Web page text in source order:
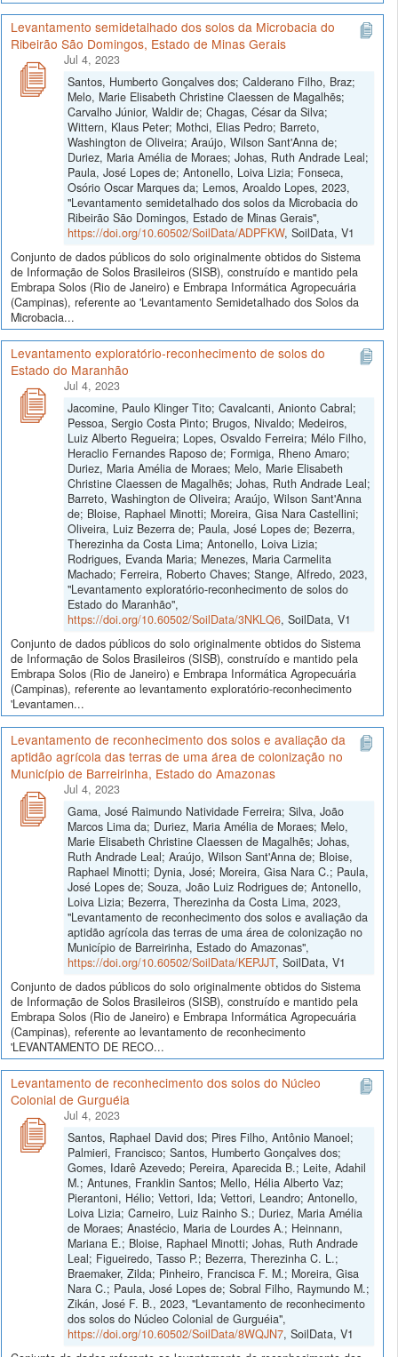
Levantamento semidetalhado dos solos da Microbacia do
Ribeirão São Domingos, Estado de Minas Gerais
Jul 4, 2023
Santos, Humberto Gonçalves dos; Calderano Filho, Braz;
Melo, Marie Elisabeth Christine Claessen de Magalhẽs;
Carvalho Júnior, Waldir de; Chagas, César da Silva;
Wittern, Klaus Peter; Mothci, Elias Pedro; Barreto,
Washington de Oliveira; Araújo, Wilson Sant'Anna de;
Duriez, Maria Amélia de Moraes; Johas, Ruth Andrade Leal;
Paula, José Lopes de; Antonello, Loiva Lizia; Fonseca,
Osório Oscar Marques da; Lemos, Aroaldo Lopes, 2023,
"Levantamento semidetalhado dos solos da Microbacia do
Ribeirão São Domingos, Estado de Minas Gerais",
https://doi.org/10.60502/SoilData/ADPFKW, SoilData, V1
Conjunto de dados públicos do solo originalmente obtidos do Sistema
de Informação de Solos Brasileiros (SISB), construído e mantido pela
Embrapa Solos (Rio de Janeiro) e Embrapa Informática Agropecuária
(Campinas), referente ao 'Levantamento Semidetalhado dos Solos da
Microbacia...
Levantamento exploratório-reconhecimento de solos do
Estado do Maranhão
Jul 4, 2023
Jacomine, Paulo Klinger Tito; Cavalcanti, Anionto Cabral;
Pessoa, Sergio Costa Pinto; Brugos, Nivaldo; Medeiros,
Luiz Alberto Regueira; Lopes, Osvaldo Ferreira; Mélo Filho,
Heraclio Fernandes Raposo de; Formiga, Rheno Amaro;
Duriez, Maria Amélia de Moraes; Melo, Marie Elisabeth
Christine Claessen de Magalhẽs; Johas, Ruth Andrade Leal;
Barreto, Washington de Oliveira; Araújo, Wilson Sant'Anna
de; Bloise, Raphael Minotti; Moreira, Gisa Nara Castellini;
Oliveira, Luiz Bezerra de; Paula, José Lopes de; Bezerra,
Therezinha da Costa Lima; Antonello, Loiva Lizia;
Rodrigues, Evanda Maria; Menezes, Maria Carmelita
Machado; Ferreira, Roberto Chaves; Stange, Alfredo, 2023,
"Levantamento exploratório-reconhecimento de solos do
Estado do Maranhão",
https://doi.org/10.60502/SoilData/3NKLQ6, SoilData, V1
Conjunto de dados públicos do solo originalmente obtidos do Sistema
de Informação de Solos Brasileiros (SISB), construído e mantido pela
Embrapa Solos (Rio de Janeiro) e Embrapa Informática Agropecuária
(Campinas), referente ao levantamento exploratório-reconhecimento
'Levantamen...
Levantamento de reconhecimento dos solos e avaliação da
aptidão agrícola das terras de uma área de colonização no
Município de Barreirinha, Estado do Amazonas
Jul 4, 2023
Gama, José Raimundo Natividade Ferreira; Silva, João
Marcos Lima da; Duriez, Maria Amélia de Moraes; Melo,
Marie Elisabeth Christine Claessen de Magalhẽs; Johas,
Ruth Andrade Leal; Araújo, Wilson Sant'Anna de; Bloise,
Raphael Minotti; Dynia, José; Moreira, Gisa Nara C.; Paula,
José Lopes de; Souza, João Luiz Rodrigues de; Antonello,
Loiva Lizia; Bezerra, Therezinha da Costa Lima, 2023,
"Levantamento de reconhecimento dos solos e avaliação da
aptidão agrícola das terras de uma área de colonização no
Município de Barreirinha, Estado do Amazonas",
https://doi.org/10.60502/SoilData/KEPJJT, SoilData, V1
Conjunto de dados públicos do solo originalmente obtidos do Sistema
de Informação de Solos Brasileiros (SISB), construído e mantido pela
Embrapa Solos (Rio de Janeiro) e Embrapa Informática Agropecuária
(Campinas), referente ao levantamento de reconhecimento
'LEVANTAMENTO DE RECO...
Levantamento de reconhecimento dos solos do Núcleo
Colonial de Gurguéia
Jul 4, 2023
Santos, Raphael David dos; Pires Filho, Antônio Manoel;
Palmieri, Francisco; Santos, Humberto Gonçalves dos;
Gomes, Idarê Azevedo; Pereira, Aparecida B.; Leite, Adahil
M.; Antunes, Franklin Santos; Mello, Hélia Alberto Vaz;
Pierantoni, Hélio; Vettori, Ida; Vettori, Leandro; Antonello,
Loiva Lizia; Carneiro, Luiz Rainho S.; Duriez, Maria Amélia
de Moraes; Anastécio, Maria de Lourdes A.; Heinnann,
Mariana E.; Bloise, Raphael Minotti; Johas, Ruth Andrade
Leal; Figueiredo, Tasso P.; Bezerra, Therezinha C. L.;
Braemaker, Zilda; Pinheiro, Francisca F. M.; Moreira, Gisa
Nara C.; Paula, José Lopes de; Sobral Filho, Raymundo M.;
Zikán, José F. B., 2023, "Levantamento de reconhecimento
dos solos do Núcleo Colonial de Gurguéia",
https://doi.org/10.60502/SoilData/8WQJN7, SoilData, V1